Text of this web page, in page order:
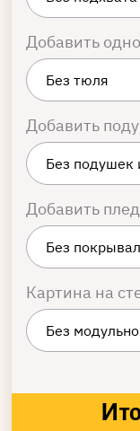
Добавить
Добавить
Добавить
Картина на